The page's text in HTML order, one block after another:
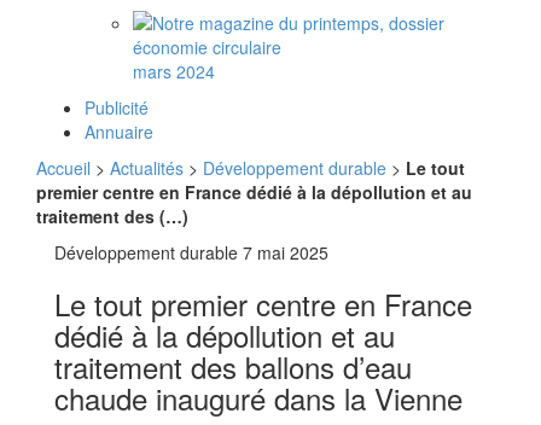
mars 2024
Publicité
Annuaire
Accueil > Actualités > Développement durable > Le tout
premier centre en France dédié à la dépollution et au
traitement des (…)
Développement durable 7 mai 2025
Le tout premier centre en France
dédié à la dépollution et au
traitement des ballons d’eau
chaude inauguré dans la Vienne